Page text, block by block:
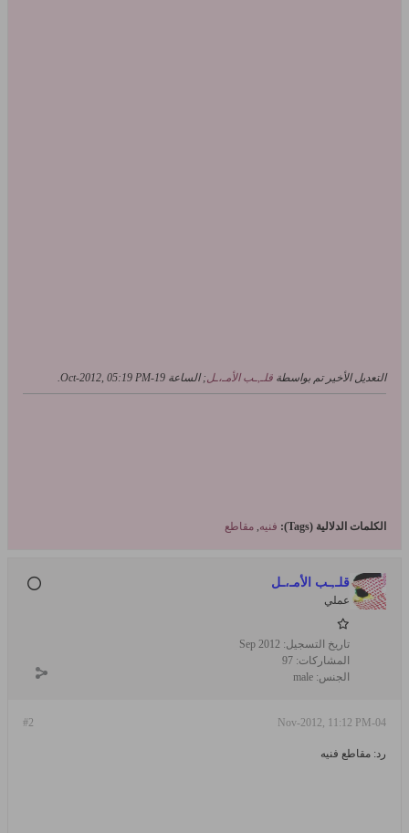
التعديل الأخير تم بواسطة قلـ,ـب الأمـ،ـل; الساعة 19-Oct-2012, 05:19 PM
.
الكلمات الدلالية (Tags): فنيه, مقاطع
قلـ,ـب الأمـ،ـل
عملي
تاريخ التسجيل: Sep 2012
المشاركات: 97
الجنس: male
#2 04-Nov-2012, 11:12 PM
رد: مقاطع فنيه